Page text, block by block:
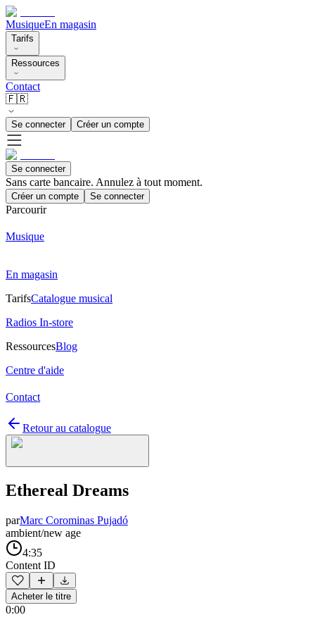
MusiqueEn magasin
Tarifs
Ressources
Contact
🇫🇷
Se connecter Créer un compte
Se connecter
Sans carte bancaire. Annulez à tout moment.
Créer un compte Se connecter
Parcourir
Musique
En magasin
TarifsCatalogue musical
Radios In-store
RessourcesBlog
Centre d'aide
Contact
Retour au catalogue
Ethereal Dreams
parMarc Corominas Pujadó
ambient/new age
4:35
Content ID
Acheter le titre
0:00